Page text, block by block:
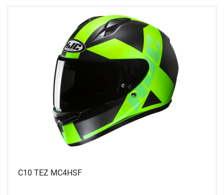
C10 TEZ MC4HSF